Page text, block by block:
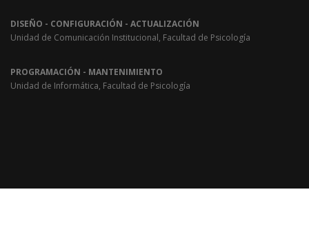
DISEÑO - CONFIGURACIÓN - ACTUALIZACIÓN
Unidad de Comunicación Institucional, Facultad de Psicología
PROGRAMACIÓN - MANTENIMIENTO
Unidad de Informática, Facultad de Psicología